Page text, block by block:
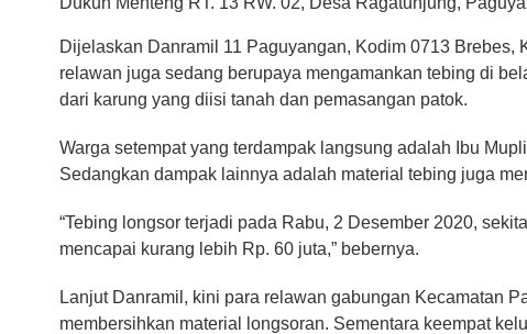
Dijelaskan Danramil 11 Paguyangan, Kodim 0713
relawan juga sedang berupaya mengamankan tebing di
dari karung yang diisi tanah dan pemasangan patok.
Warga setempat yang terdampak langsung adalah Ibu
Sedangkan dampak lainnya adalah material tebing juga
“Tebing longsor terjadi pada Rabu, 2 Desember 2020,
mencapai kurang lebih Rp. 60 juta,” bebernya.
Lanjut Danramil, kini para relawan gabungan Kecamatan
membersihkan material longsoran. Sementara keempat